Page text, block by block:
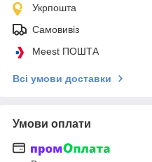
Укрпошта
Самовивіз
Meest ПОШТА
Всі умови доставки
Умови оплати